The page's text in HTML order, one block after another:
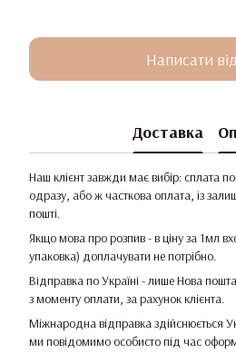
Написати
Доставка
Наш клієнт завжди має вибір: сплата
одразу, або ж часткова оплата, із
пошті.
Якщо мова про розпив - в ціну за 1мл
упаковка) доплачувати не потрібно.
Відправка по Україні - лише Нова
з моменту оплати, за рахунок клієнта.
Міжнародна відправка здійснюється
ми повідомимо особисто під час